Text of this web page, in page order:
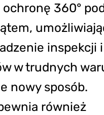
360°
inspekcji i
w trudnych
nowy sposób.
również